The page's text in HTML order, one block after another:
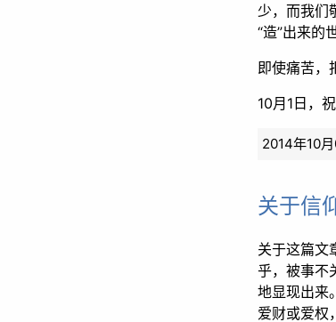
少，而我们
“造”出来的
即使痛苦，
10月1日，
2014年10
关于信
关于这篇文
乎，被事不
地显现出来
爱财或爱权